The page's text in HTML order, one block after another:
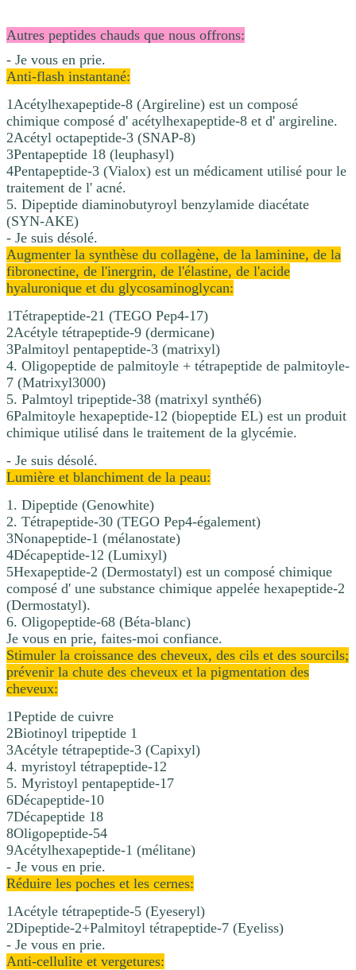
Autres peptides chauds que nous offrons:
- Je vous en prie.
Anti-flash instantané:
1Acétylhexapeptide-8 (Argireline) est un composé
chimique composé d' acétylhexapeptide-8 et d' argireline.
2Acétyl octapeptide-3 (SNAP-8)
3Pentapeptide 18 (leuphasyl)
4Pentapeptide-3 (Vialox) est un médicament utilisé pour le
traitement de l' acné.
5. Dipeptide diaminobutyroyl benzylamide diacétate
(SYN-AKE)
- Je suis désolé.
Augmenter la synthèse du collagène, de la laminine, de la
fibronectine, de l'inergrin, de l'élastine, de l'acide
hyaluronique et du glycosaminoglycan:
1Tétrapeptide-21 (TEGO Pep4-17)
2Acétyle tétrapeptide-9 (dermicane)
3Palmitoyl pentapeptide-3 (matrixyl)
4. Oligopeptide de palmitoyle + tétrapeptide de palmitoyle-
7 (Matrixyl3000)
5. Palmtoyl tripeptide-38 (matrixyl synthé6)
6Palmitoyle hexapeptide-12 (biopeptide EL) est un produit
chimique utilisé dans le traitement de la glycémie.
- Je suis désolé.
Lumière et blanchiment de la peau:
1. Dipeptide (Genowhite)
2. Tétrapeptide-30 (TEGO Pep4-également)
3Nonapeptide-1 (mélanostate)
4Décapeptide-12 (Lumixyl)
5Hexapeptide-2 (Dermostatyl) est un composé chimique
composé d' une substance chimique appelée hexapeptide-2
(Dermostatyl).
6. Oligopeptide-68 (Béta-blanc)
Je vous en prie, faites-moi confiance.
Stimuler la croissance des cheveux, des cils et des sourcils;
prévenir la chute des cheveux et la pigmentation des
cheveux:
1Peptide de cuivre
2Biotinoyl tripeptide 1
3Acétyle tétrapeptide-3 (Capixyl)
4. myristoyl tétrapeptide-12
5. Myristoyl pentapeptide-17
6Décapeptide-10
7Décapeptide 18
8Oligopeptide-54
9Acétylhexapeptide-1 (mélitane)
- Je vous en prie.
Réduire les poches et les cernes:
1Acétyle tétrapeptide-5 (Eyeseryl)
2Dipeptide-2+Palmitoyl tétrapeptide-7 (Eyeliss)
- Je vous en prie.
Anti-cellulite et vergetures: